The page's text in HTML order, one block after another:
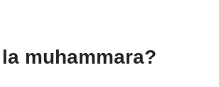
muhammara?